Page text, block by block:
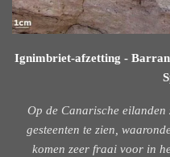
Ignimbriet-afzetting -
Op de Canarische
gesteenten te zien,
komen zeer fraai voor in